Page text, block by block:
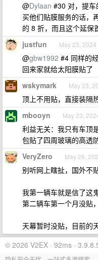
@Dylaan #30 对，提车
买他们贴膜服务的话，
的 8 折，而且这个延保
justfun May 23, 2024
@gbw1992 #4 同样的
回来家就给太阳膜贴了
wskymark May 23,
顶上不用贴，直接装隔
mbooyn May 23,
利益无关：我只有车顶
包贴了四周玻璃的高透
VeryZero May 26,
别听网上瞎扯，国外不
我第一辆车就是信了这
第二辆车第一个月没贴
天幕暂时没贴，目前的
© 2026 V2EX · 92ms ·